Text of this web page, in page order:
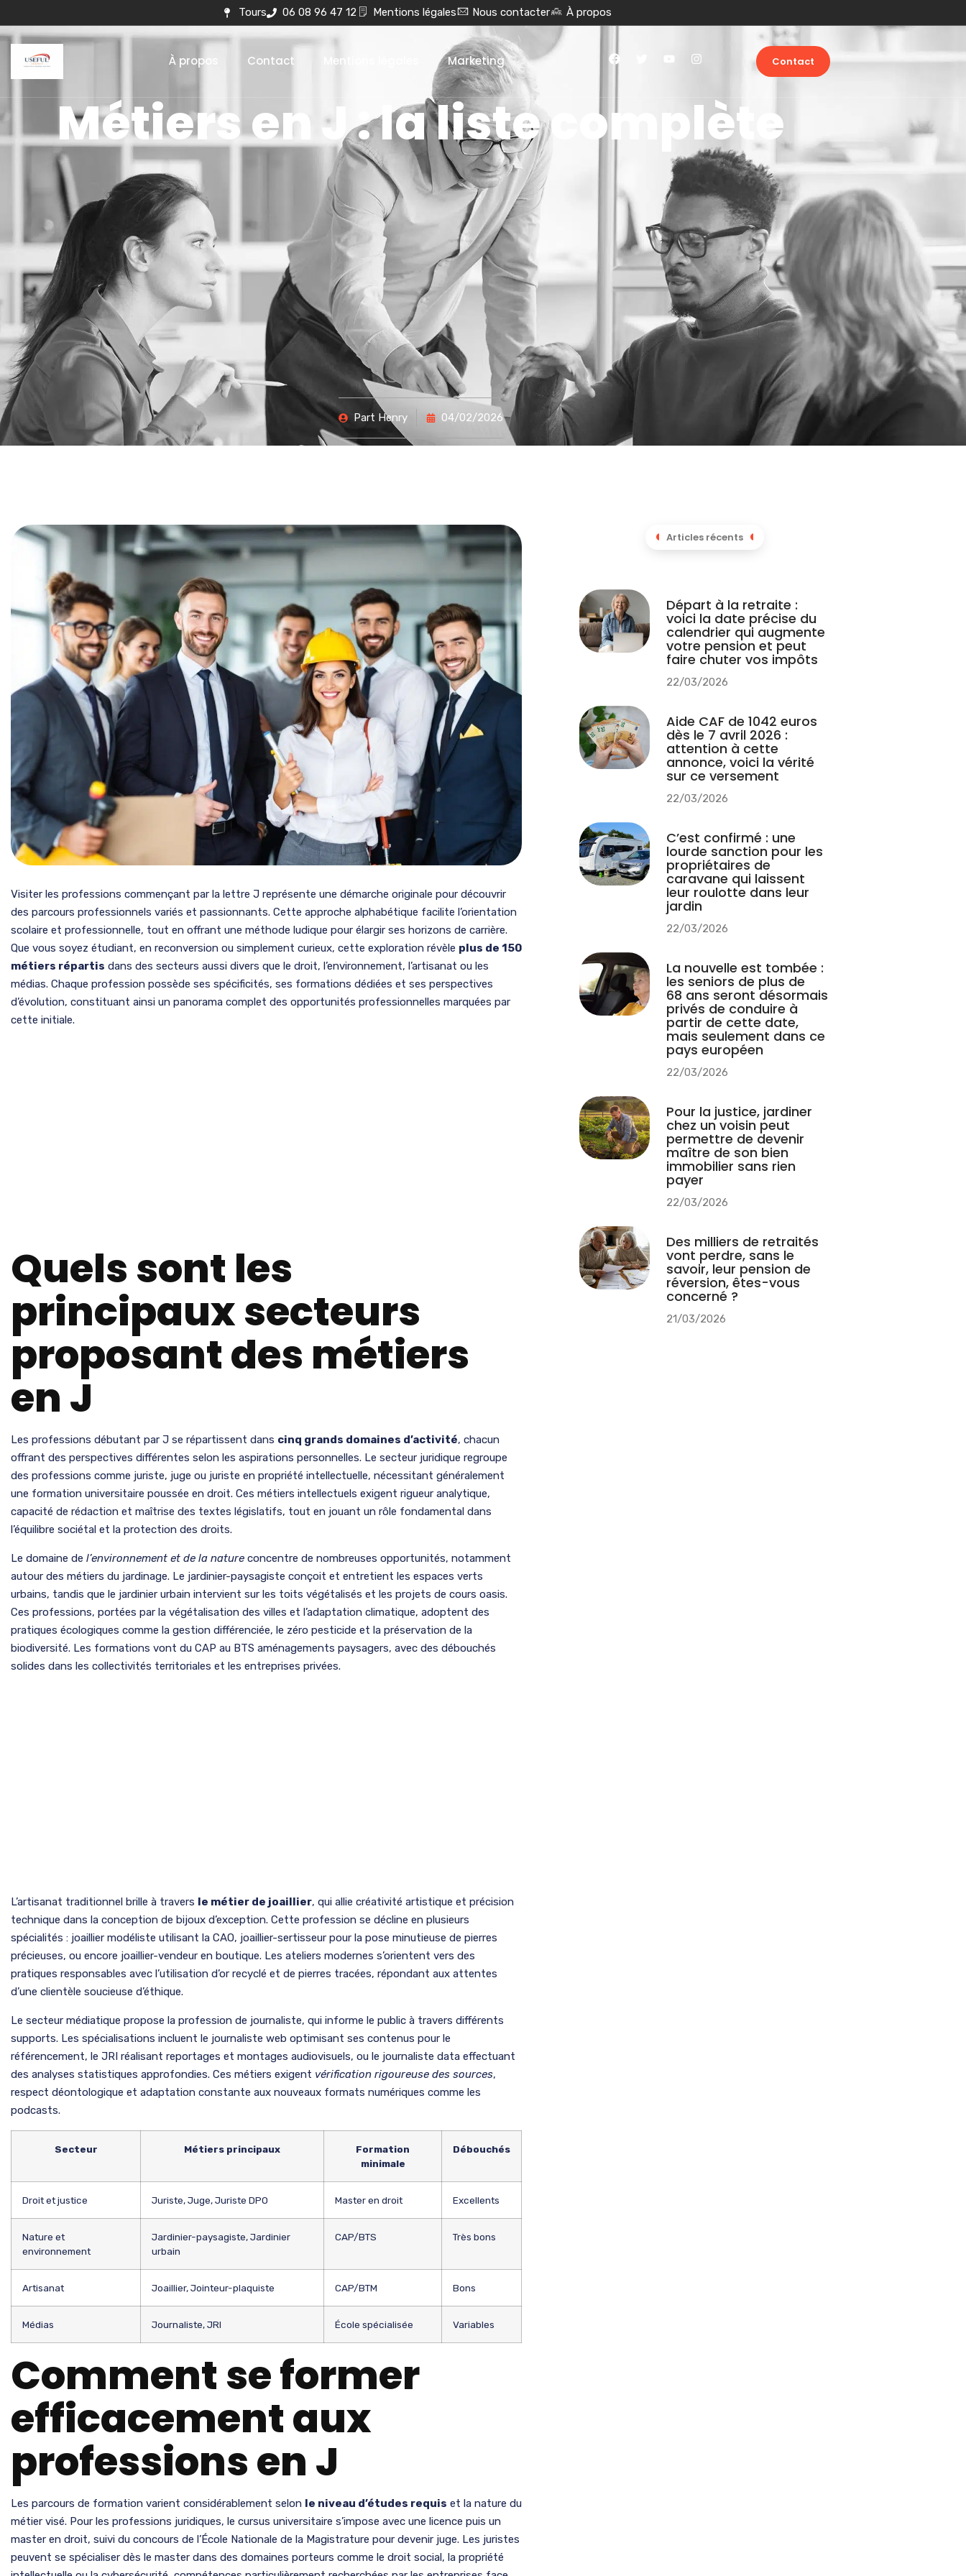
Tours 06 08 96 47 12 Mentions légales Nous contacter À propos
À propos Contact Mentions légales Marketing Contact
Métiers en J : la liste complète
Part Henry 04/02/2026
Visiter les professions commençant par la lettre J représente une démarche originale pour découvrir
des parcours professionnels variés et passionnants. Cette approche alphabétique facilite l’orientation
scolaire et professionnelle, tout en offrant une méthode ludique pour élargir ses horizons de carrière.
Que vous soyez étudiant, en reconversion ou simplement curieux, cette exploration révèle plus de 150
métiers répartis dans des secteurs aussi divers que le droit, l’environnement, l’artisanat ou les
médias. Chaque profession possède ses spécificités, ses formations dédiées et ses perspectives
d’évolution, constituant ainsi un panorama complet des opportunités professionnelles marquées par
cette initiale.
Quels sont les
principaux secteurs
proposant des métiers
en J
Les professions débutant par J se répartissent dans cinq grands domaines d’activité, chacun
offrant des perspectives différentes selon les aspirations personnelles. Le secteur juridique regroupe
des professions comme juriste, juge ou juriste en propriété intellectuelle, nécessitant généralement
une formation universitaire poussée en droit. Ces métiers intellectuels exigent rigueur analytique,
capacité de rédaction et maîtrise des textes législatifs, tout en jouant un rôle fondamental dans
l’équilibre sociétal et la protection des droits.
Le domaine de l’environnement et de la nature concentre de nombreuses opportunités, notamment
autour des métiers du jardinage. Le jardinier-paysagiste conçoit et entretient les espaces verts
urbains, tandis que le jardinier urbain intervient sur les toits végétalisés et les projets de cours oasis.
Ces professions, portées par la végétalisation des villes et l’adaptation climatique, adoptent des
pratiques écologiques comme la gestion différenciée, le zéro pesticide et la préservation de la
biodiversité. Les formations vont du CAP au BTS aménagements paysagers, avec des débouchés
solides dans les collectivités territoriales et les entreprises privées.
L’artisanat traditionnel brille à travers le métier de joaillier, qui allie créativité artistique et précision
technique dans la conception de bijoux d’exception. Cette profession se décline en plusieurs
spécialités : joaillier modéliste utilisant la CAO, joaillier-sertisseur pour la pose minutieuse de pierres
précieuses, ou encore joaillier-vendeur en boutique. Les ateliers modernes s’orientent vers des
pratiques responsables avec l’utilisation d’or recyclé et de pierres tracées, répondant aux attentes
d’une clientèle soucieuse d’éthique.
Le secteur médiatique propose la profession de journaliste, qui informe le public à travers différents
supports. Les spécialisations incluent le journaliste web optimisant ses contenus pour le
référencement, le JRI réalisant reportages et montages audiovisuels, ou le journaliste data effectuant
des analyses statistiques approfondies. Ces métiers exigent vérification rigoureuse des sources,
respect déontologique et adaptation constante aux nouveaux formats numériques comme les
podcasts.
Secteur Métiers principaux
Formation
minimale
Débouchés
Droit et justice Juriste, Juge, Juriste DPO Master en droit Excellents
Nature et
environnement
Jardinier-paysagiste, Jardinier
urbain
CAP/BTS Très bons
Artisanat Joaillier, Jointeur-plaquiste CAP/BTM Bons
Médias Journaliste, JRI École spécialisée Variables
Comment se former
efficacement aux
professions en J
Les parcours de formation varient considérablement selon le niveau d’études requis et la nature du
métier visé. Pour les professions juridiques, le cursus universitaire s’impose avec une licence puis un
master en droit, suivi du concours de l’École Nationale de la Magistrature pour devenir juge. Les juristes
peuvent se spécialiser dès le master dans des domaines porteurs comme le droit social, la propriété
Articles récents
Départ à la retraite :
voici la date précise du
calendrier qui augmente
votre pension et peut
faire chuter vos impôts
22/03/2026
Aide CAF de 1042 euros
dès le 7 avril 2026 :
attention à cette
annonce, voici la vérité
sur ce versement
22/03/2026
C’est confirmé : une
lourde sanction pour les
propriétaires de
caravane qui laissent
leur roulotte dans leur
jardin
22/03/2026
La nouvelle est tombée :
les seniors de plus de
68 ans seront désormais
privés de conduire à
partir de cette date,
mais seulement dans ce
pays européen
22/03/2026
Pour la justice, jardiner
chez un voisin peut
permettre de devenir
maître de son bien
immobilier sans rien
payer
22/03/2026
Des milliers de retraités
vont perdre, sans le
savoir, leur pension de
réversion, êtes-vous
concerné ?
21/03/2026